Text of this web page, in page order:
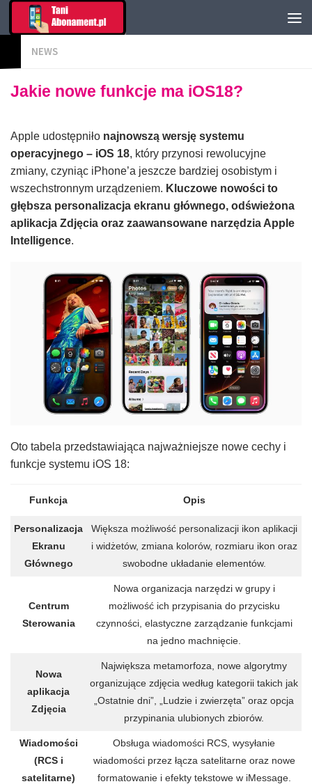
NEWS
Jakie nowe funkcje ma iOS18?
Apple udostępniło najnowszą wersję systemu
operacyjnego – iOS 18, który przynosi rewolucyjne
zmiany, czyniąc iPhone’a jeszcze bardziej osobistym i
wszechstronnym urządzeniem. Kluczowe nowości to
głębsza personalizacja ekranu głównego, odświeżona
aplikacja Zdjęcia oraz zaawansowane narzędzia Apple
Intelligence.
Oto tabela przedstawiająca najważniejsze nowe cechy i
funkcje systemu iOS 18:
Funkcja Opis
Personalizacja
Ekranu
Głównego
Większa możliwość personalizacji ikon aplikacji
i widżetów, zmiana kolorów, rozmiaru ikon oraz
swobodne układanie elementów.
Centrum
Sterowania
Nowa organizacja narzędzi w grupy i
możliwość ich przypisania do przycisku
czynności, elastyczne zarządzanie funkcjami
na jedno machnięcie.
Nowa
aplikacja
Zdjęcia
Największa metamorfoza, nowe algorytmy
organizujące zdjęcia według kategorii takich jak
„Ostatnie dni”, „Ludzie i zwierzęta” oraz opcja
przypinania ulubionych zbiorów.
Wiadomości
(RCS i
satelitarne)
Obsługa wiadomości RCS, wysyłanie
wiadomości przez łącza satelitarne oraz nowe
formatowanie i efekty tekstowe w iMessage.